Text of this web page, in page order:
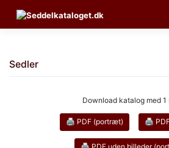
content
Sedler
Download katalog med 1
🖨 PDF (portræt) 🖨